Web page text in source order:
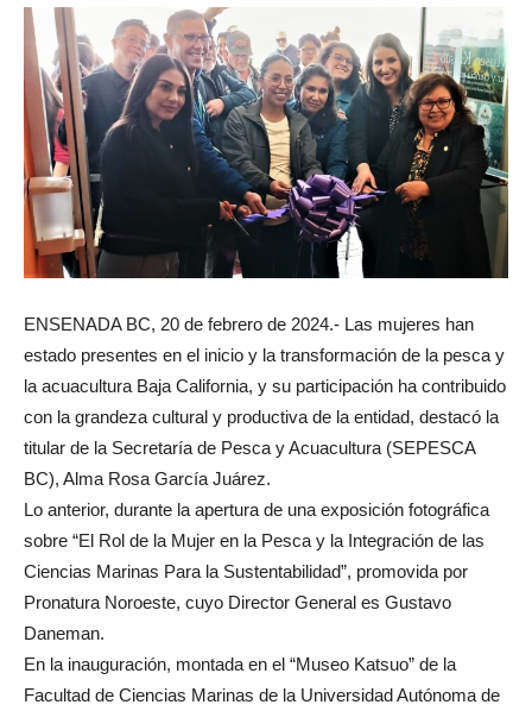
ENSENADA BC, 20 de febrero de 2024.- Las mujeres han
estado presentes en el inicio y la transformación de la pesca y
la acuacultura Baja California, y su participación ha contribuido
con la grandeza cultural y productiva de la entidad, destacó la
titular de la Secretaría de Pesca y Acuacultura (SEPESCA
BC), Alma Rosa García Juárez.
Lo anterior, durante la apertura de una exposición fotográfica
sobre “El Rol de la Mujer en la Pesca y la Integración de las
Ciencias Marinas Para la Sustentabilidad”, promovida por
Pronatura Noroeste, cuyo Director General es Gustavo
Daneman.
En la inauguración, montada en el “Museo Katsuo” de la
Facultad de Ciencias Marinas de la Universidad Autónoma de